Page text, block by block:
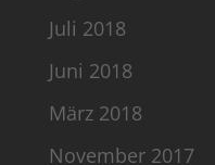
Juli 2018
Juni 2018
März 2018
November 2017